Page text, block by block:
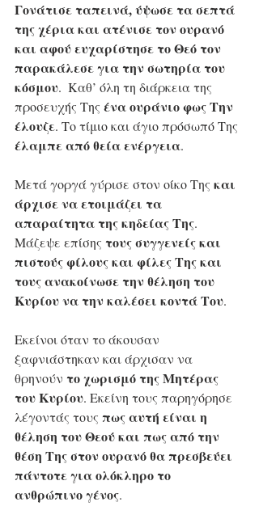
Γονάτισε ταπεινά, ύψωσε τα σεπτά
της χέρια και ατένισε τον ουρανό
και αφού ευχαρίστησε το Θεό τον
παρακάλεσε για την σωτηρία του
κόσμου.  Καθ’ όλη τη διάρκεια της
προσευχής Της ένα ουράνιο φως Την
έλουζε. Το τίμιο και άγιο πρόσωπό Της
έλαμπε από θεία ενέργεια.
Μετά γοργά γύρισε στον οίκο Της και
άρχισε να ετοιμάζει τα
απαραίτητα της κηδείας Της.
Μάζεψε επίσης τους συγγενείς και
πιστούς φίλους και φίλες Της και
τους ανακοίνωσε την θέληση του
Κυρίου να την καλέσει κοντά Του.
Εκείνοι όταν το άκουσαν
ξαφνιάστηκαν και άρχισαν να
θρηνούν το χωρισμό της Μητέρας
του Κυρίου. Εκείνη τους παρηγόρησε
λέγοντάς τους πως αυτή είναι η
θέληση του Θεού και πως από την
θέση Της στον ουρανό θα πρεσβεύει
πάντοτε για ολόκληρο το
ανθρώπινο γένος.